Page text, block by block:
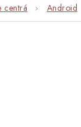
centrá Android